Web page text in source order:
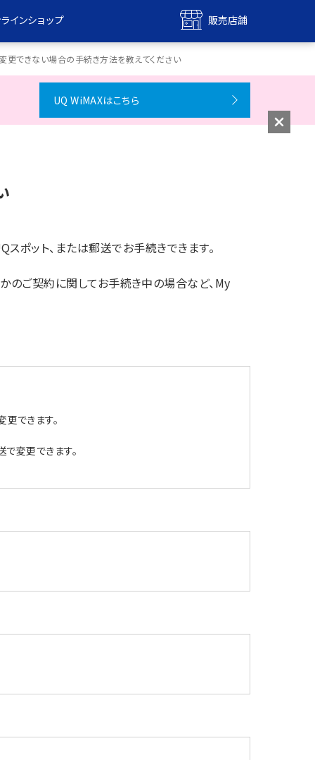
インショップ 販売店舗
ショップ
ンショップ
UQ mobile
販売店舗
販売店舗
更できない場合の手続き方法を教えてください
UQ WiMAXはこちら
ット、または郵送でお手続きできます。
のご契約に関してお手続き中の場合など、My
できます。
変更できます。